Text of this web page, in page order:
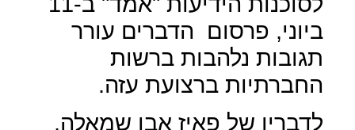
ביוני, פרסום
הדברים עורר
תגובות נלהבות ברשות
החברתיות ברצועת עזה.
לדבריו של פאיז אבו שמאלה,